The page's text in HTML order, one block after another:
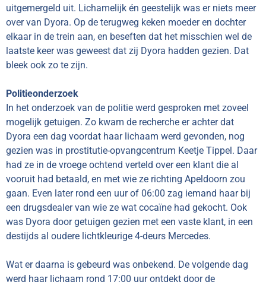
uitgemergeld uit. Lichamelijk én geestelijk was er niets meer
over van Dyora. Op de terugweg keken moeder en dochter
elkaar in de trein aan, en beseften dat het misschien wel de
laatste keer was geweest dat zij Dyora hadden gezien. Dat
bleek ook zo te zijn.
Politieonderzoek
In het onderzoek van de politie werd gesproken met zoveel
mogelijk getuigen. Zo kwam de recherche er achter dat
Dyora een dag voordat haar lichaam werd gevonden, nog
gezien was in prostitutie-opvangcentrum Keetje Tippel. Daar
had ze in de vroege ochtend verteld over een klant die al
vooruit had betaald, en met wie ze richting Apeldoorn zou
gaan. Even later rond een uur of 06:00 zag iemand haar bij
een drugsdealer van wie ze wat cocaïne had gekocht. Ook
was Dyora door getuigen gezien met een vaste klant, in een
destijds al oudere lichtkleurige 4-deurs Mercedes.
Wat er daarna is gebeurd was onbekend. De volgende dag
werd haar lichaam rond 17:00 uur ontdekt door de